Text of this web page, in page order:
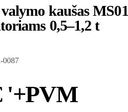
kaušas
0,5–1,2 t
0087
'+PVM